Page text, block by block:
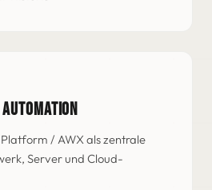
/ AWX als zentrale
Server und Cloud-